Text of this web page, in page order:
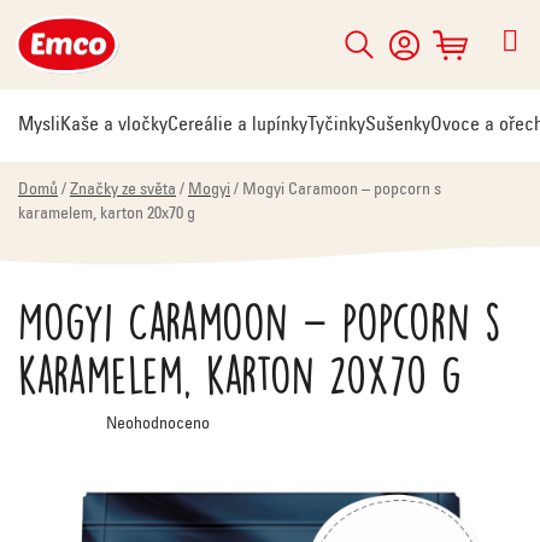
na
obsah
Hledat
NÁKUPNÍ
KOŠÍK
MysliKaše a vločkyCereálie a lupínky TyčinkySušenkyOvoce a
Domů / Značky ze světa / Mogyi / Mogyi Caramoon – popcorn s
karamelem, karton 20x70 g
Mogyi Caramoon – popcorn s
karamelem, karton 20x70 g
Průměrné
hodnocení
5
hvězdiček.
Neohodnoceno